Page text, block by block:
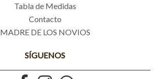
Tabla de Medidas
Contacto
MADRE DE LOS NOVIOS
SÍGUENOS